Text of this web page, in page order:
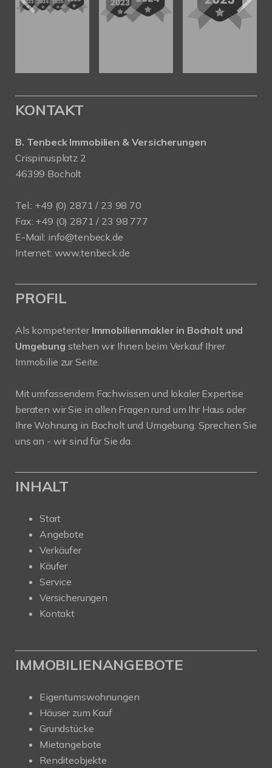
KONTAKT
B. Tenbeck Immobilien & Versicherungen
Crispinusplatz 2
46399 Bocholt
Tel.: +49 (0) 2871 / 23 98 70
Fax: +49 (0) 2871 / 23 98 777
E-Mail: info@tenbeck.de
Internet: www.tenbeck.de
PROFIL
Als kompetenter Immobilienmakler in Bocholt und
Umgebung stehen wir Ihnen beim Verkauf Ihrer
Immobilie zur Seite.
Mit umfassendem Fachwissen und lokaler Expertise
beraten wir Sie in allen Fragen rund um Ihr Haus oder
Ihre Wohnung in Bocholt und Umgebung. Sprechen Sie
uns an - wir sind für Sie da.
INHALT
Start
Angebote
Verkäufer
Käufer
Service
Versicherungen
Kontakt
IMMOBILIENANGEBOTE
Eigentumswohnungen
Häuser zum Kauf
Grundstücke
Mietangebote
Renditeobjekte